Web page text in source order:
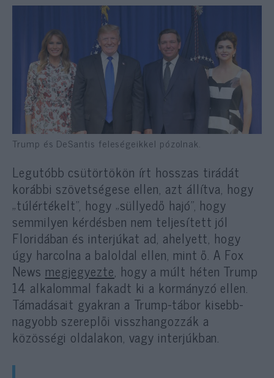
Trump és DeSantis feleségeikkel pózolnak.
Legutóbb csütörtökön írt hosszas tirádát
korábbi szövetségese ellen, azt állítva, hogy
„túlértékelt”, hogy „süllyedő hajó”, hogy
semmilyen kérdésben nem teljesített jól
Floridában és interjúkat ad, ahelyett, hogy
úgy harcolna a baloldal ellen, mint ő. A Fox
News megjegyezte, hogy a múlt héten Trump
14 alkalommal fakadt ki a kormányzó ellen.
Támadásait gyakran a Trump-tábor kisebb-
nagyobb szereplői visszhangozzák a
közösségi oldalakon, vagy interjúkban.